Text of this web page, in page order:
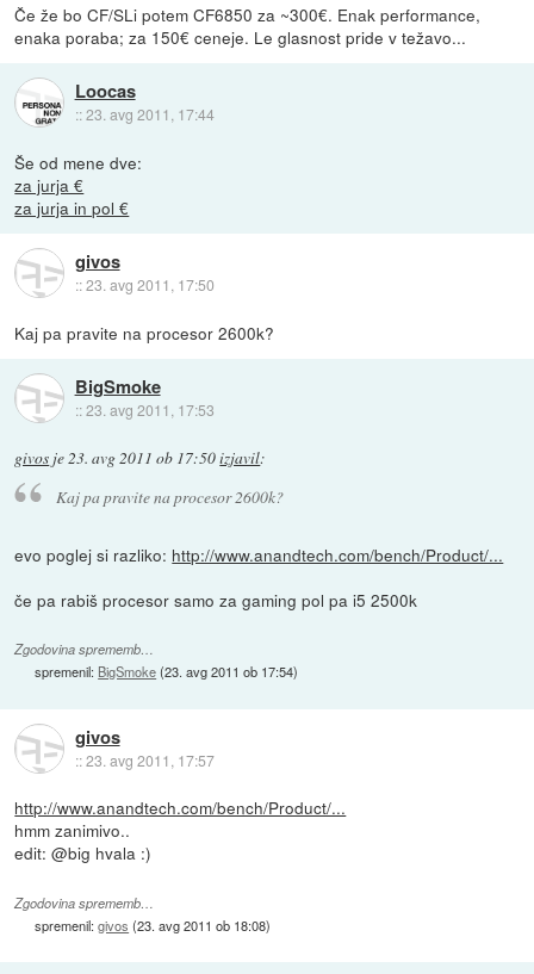
Če že bo CF/SLi potem CF6850 za ~300€. Enak performance,
enaka poraba; za 150€ ceneje. Le glasnost pride v težavo...
Loocas
::23. avg 2011, 17:44
Še od mene dve:
za jurja €
za jurja in pol €
givos
::23. avg 2011, 17:50
Kaj pa pravite na procesor 2600k?
BigSmoke
::23. avg 2011, 17:53
givos je23. avg 2011 ob 17:50izjavil:
Kaj pa pravite na procesor 2600k?
evo poglej si razliko: http://www.anandtech.com/bench/Product/...
če pa rabiš procesor samo za gaming pol pa i5 2500k
Zgodovina sprememb…
spremenil: BigSmoke(23. avg 2011 ob 17:54)
givos
::23. avg 2011, 17:57
http://www.anandtech.com/bench/Product/...
hmm zanimivo..
edit: @big hvala :)
Zgodovina sprememb…
spremenil:givos (23. avg 2011 ob 18:08)